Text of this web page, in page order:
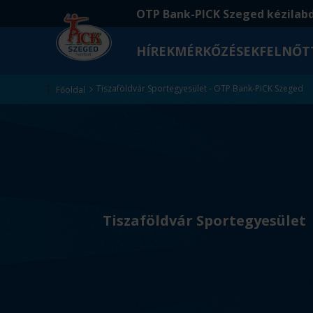
OTP Bank-PICK Szeged
HÍREKMÉRKŐZÉSEK
Főoldal Tiszaföldvár Sportegyesület - OTP Bank-PICK Szeged
Tiszaföldvár Sportegyesület